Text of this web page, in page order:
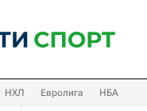
НХЛ Евролига НБА